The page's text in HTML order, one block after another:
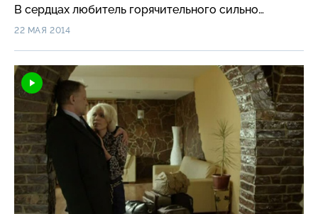
В сердцах любитель горячительного сильно
толкнул старика…
22 МАЯ 2014